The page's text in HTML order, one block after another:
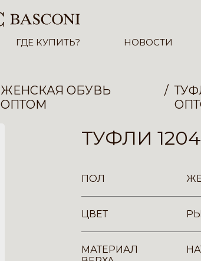
ГДЕ КУПИТЬ? НОВОСТИ
ЖЕНСКАЯ ОБУВЬ
ОПТОМ
ТУФЛИ
ПОЛ
ЦВЕТ
МАТЕРИАЛ